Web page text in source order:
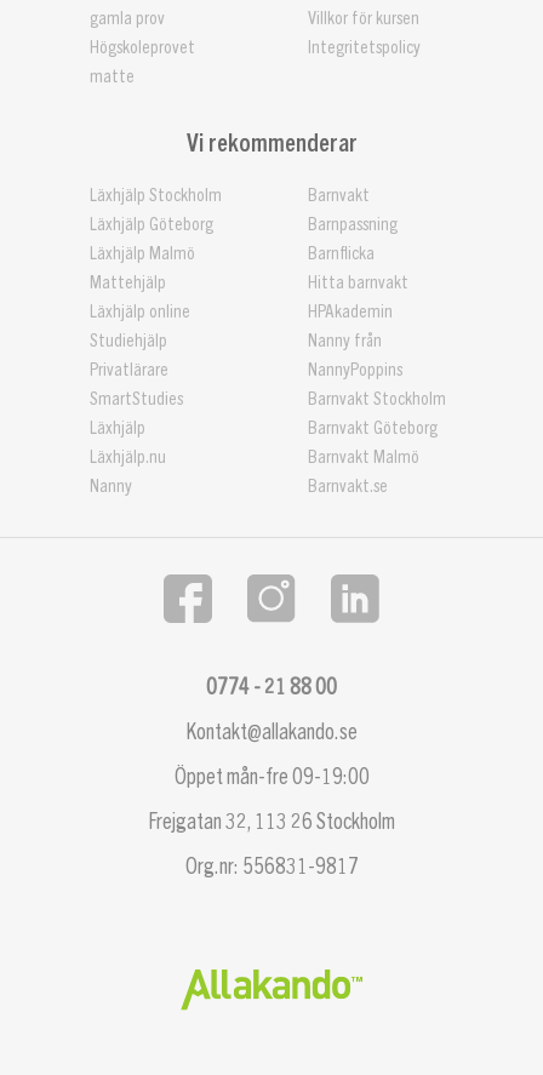
gamla prov
Högskoleprovet
matte
Villkor för kursen
Integritetspolicy
Vi rekommenderar
Läxhjälp Stockholm
Läxhjälp Göteborg
Läxhjälp Malmö
Mattehjälp
Läxhjälp online
Studiehjälp
Privatlärare
SmartStudies
Läxhjälp
Läxhjälp.nu
Nanny
Barnvakt
Barnpassning
Barnflicka
Hitta barnvakt
HPAkademin
Nanny från
NannyPoppins
Barnvakt Stockholm
Barnvakt Göteborg
Barnvakt Malmö
Barnvakt.se
Kontakt@allakando.se
0774 - 21 88 00
Öppet mån-fre 09-19:00
Frejgatan 32, 113 26 Stockholm
Org.nr: 556831-9817